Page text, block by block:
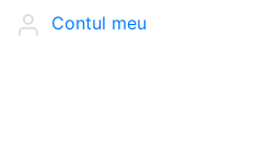
Contul meu